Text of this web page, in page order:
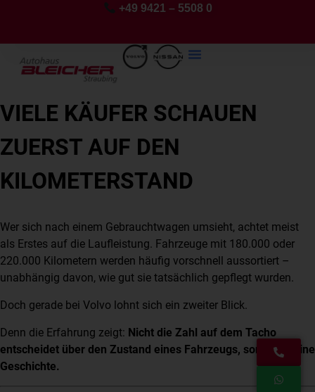
+49 9421 – 5508 0
VIELE KÄUFER SCHAUEN
ZUERST AUF DEN
KILOMETERSTAND
Wer sich nach einem Gebrauchtwagen umsieht, achtet meist
als Erstes auf die Laufleistung. Fahrzeuge mit 180.000 oder
220.000 Kilometern werden häufig vorschnell aussortiert –
unabhängig davon, wie gut sie tatsächlich gepflegt wurden.
Doch gerade bei Volvo lohnt sich ein zweiter Blick.
Denn die Erfahrung zeigt: Nicht die Zahl auf dem Tacho
entscheidet über den Zustand eines Fahrzeugs, sondern seine
Geschichte.